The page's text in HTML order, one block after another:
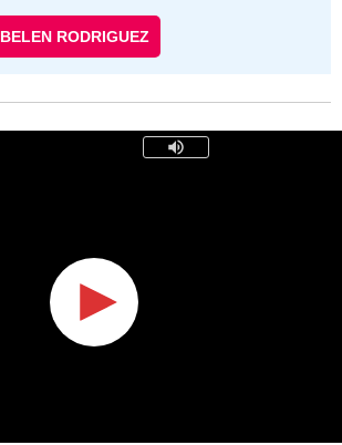
BELEN RODRIGUEZ